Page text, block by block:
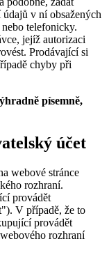
v ní obsažených
telefonicky.
jejíž autorizaci
Prodávající si
chyby při
písemně,
účet
webové stránce
rozhraní.
provádět
V případě, že to
provádět
rozhraní